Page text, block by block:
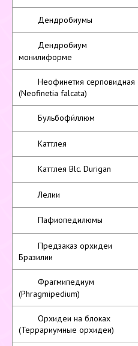
Дендробиумы
Дендробиум
монилиформе
Неофинетия серповидная
(Neofinetia falcata)
Бульбофи́ллюм
Каттлея
Каттлея Blc. Durigan
Лелии
Пафиопедилюмы
Предзаказ орхидеи
Бразилии
Фрагмипедиум
(Phragmipedium)
Орхидеи на блоках
(Террариумные орхидеи)